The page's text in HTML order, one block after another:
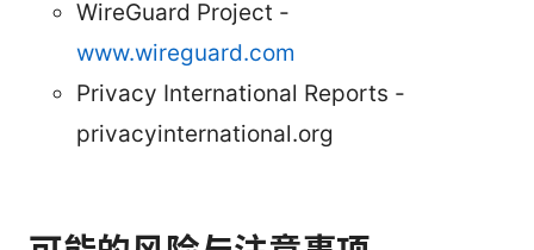
WireGuard Project -
www.wireguard.com
Privacy International Reports -
privacyinternational.org